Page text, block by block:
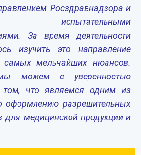
Росздравнадзора и
испытательными
За время деятельности
изучить это направление
самых мельчайших нюансов.
можем с уверенностью
том, что являемся одним из
оформлению разрешительных
для медицинской продукции и